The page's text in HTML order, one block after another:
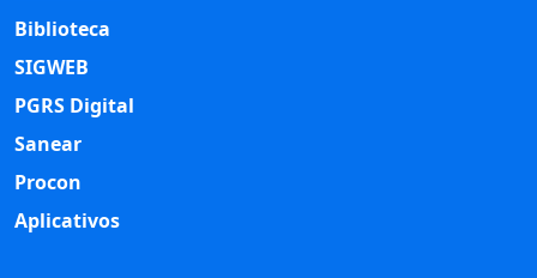
Biblioteca
SIGWEB
PGRS Digital
Sanear
Procon
Aplicativos